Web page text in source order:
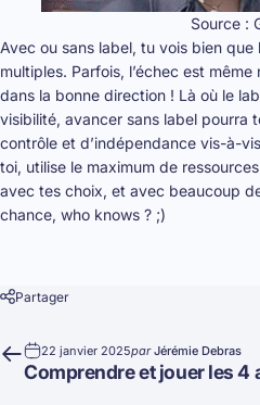
Source :
Avec ou sans label, tu vois bien
multiples. Parfois, l’échec est
dans la bonne direction ! Là où le
visibilité, avancer sans label pourra
contrôle et d’indépendance vis-à-
toi, utilise le maximum de
avec tes choix, et avec beaucoup
chance, who knows ? ;)
Partager
22 janvier 2025parJérémie Debras
Comprendre et jouer les 4